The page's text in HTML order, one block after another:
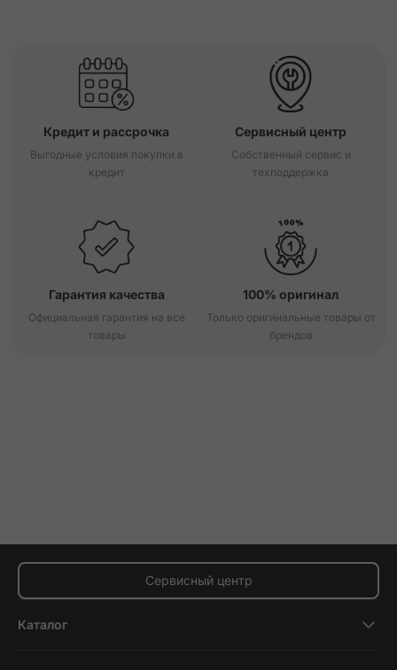
Кредит и рассрочка
Выгодные условия покупки в
кредит
Сервисный центр
Собственный сервис и
техподдержка
Гарантия качества
Официальная гарантия на все
товары
100% оригинал
Только оригинальные товары от
брендов
Сервисный центр
Каталог